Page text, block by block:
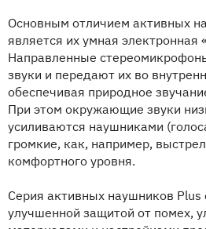
Основным отличием активных
является их умная электронная
Направленные
звуки и передают их во
обеспечивая природное
При этом окружающие звуки
усиливаются наушниками
громкие, как, например,
комфортного уровня.
Серия активных наушников Plus
улучшенной защитой от помех,